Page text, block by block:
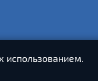
использованием.